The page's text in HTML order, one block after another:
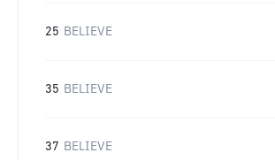
25 BELIEVE
35 BELIEVE
37 BELIEVE